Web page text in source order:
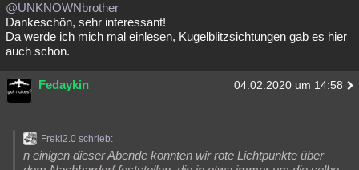
@UNKNOWNbrother
Dankeschön, sehr interessant!
Da werde ich mich mal einlesen, Kugelblitzsichtungen gab es hier
auch schon.
Fedaykin 04.02.2020 um 14:58
Freki2.0 schrieb:
n einigen dieser Abende konnten wir rote Lichtpunkte über